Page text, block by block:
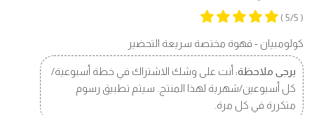
( 5/5 )
كولومبيان - قهوة مختصة سريعة التحضير
يرجى ملاحظة: أنت على وشك الاشتراك في خطة أسبوعية/
كل أسبوعين/شهرية لهذا المنتج. سيتم تطبيق رسوم
متكررة في كل مرة.